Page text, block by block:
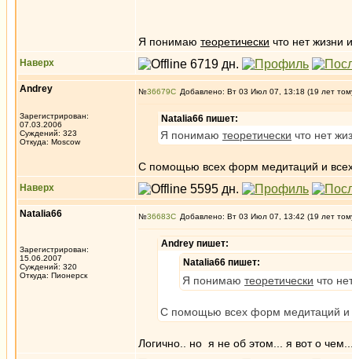
Я понимаю теоретически что нет жизни
Наверх
Andrey
Зарегистрирован:
07.03.2006
Суждений: 323
Откуда: Moscow
№36679 Добавлено: Вт 03 Июл 07, 13:18 (19 лет
Natalia66 пишет:
Я понимаю теоретически что нет
С помощью всех форм медитаций и
Наверх
Natalia66
Зарегистрирован:
15.06.2007
Суждений: 320
Откуда: Пионерск
№36683 Добавлено: Вт 03 Июл 07, 13:42 (19 лет
Andrey пишет:
Natalia66 пишет:
Я понимаю теоретически что
С помощью всех форм медитаций и
Логично.. но я не об этом... я вот о